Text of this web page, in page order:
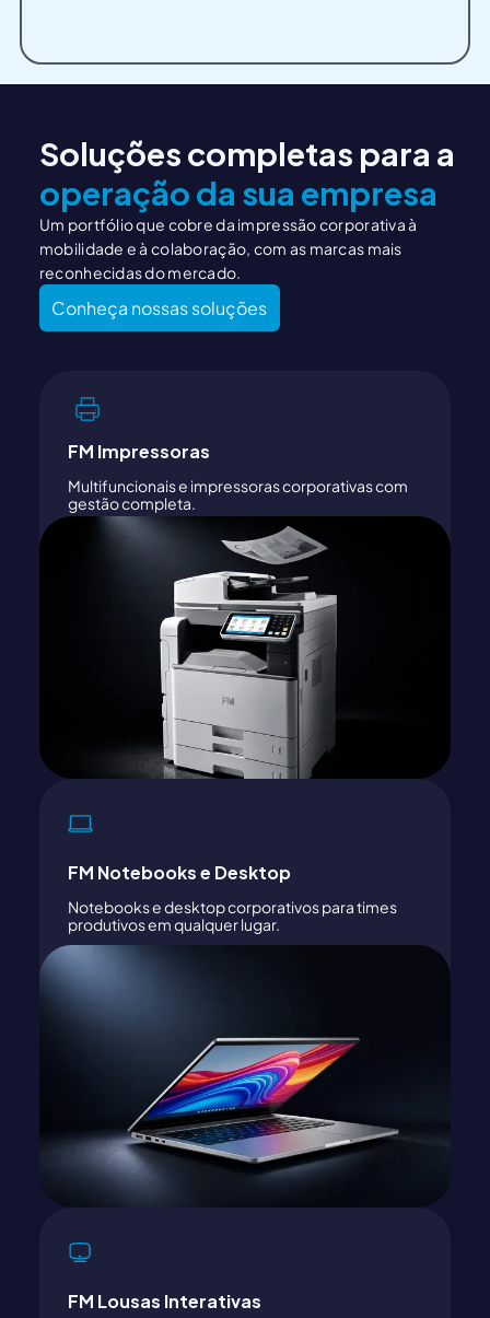
Soluções completas para a
operação da sua empresa
Um portfólio que cobre da impressão corporativa à
mobilidade e à colaboração, com as marcas mais
reconhecidas do mercado.
Conheça nossas soluções
FM Impressoras
Multifuncionais e impressoras corporativas com
gestão completa.
FM Notebooks e Desktop
Notebooks e desktop corporativos para times
produtivos em qualquer lugar.
FM Lousas Interativas